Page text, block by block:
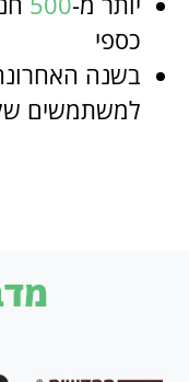
כספי
בשנה
למשתמשים